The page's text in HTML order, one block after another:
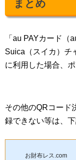
まとめ
「au PAYカード（
Suica（スイカ）チ
に利用した場合、
その他のQRコード
録できない等は、
お財布レス.com